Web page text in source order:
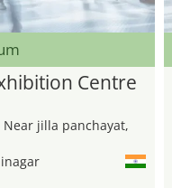
Centre
Near jilla panchayat,